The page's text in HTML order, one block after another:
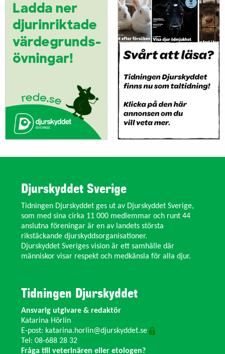
Djurskyddet Sverige
Tidningen Djurskyddet ges ut av Djurskyddet Sverige,
som med sina cirka 11 000 medlemmar och runt 44
anslutna föreningar är en av landets största
rikstäckande djurskyddsorganisationer.
Djurskyddet Sveriges vision är ett samhälle där
människor visar respekt och medkänsla för alla djur.
Tidningen Djurskyddet
Ansvarig utgivare & redaktör
Katarina Hörlin
E-post: katarina.horlin@djurskyddet.se
Tel: 08-688 28 32
Fråga till veterinären eller etologen?